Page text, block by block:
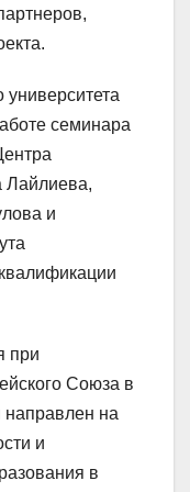
университета
семинара
Лайлиева,
и
при
Союза в
на
и
в